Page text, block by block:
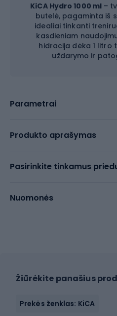
KiCA Hydro 1000 ml –
butelė, pagaminta iš
idealiai tinkanti
kasdieniam
hidracija dėka 1 litro
uždarymo ir
Parametrai
Produkto aprašymas
Pasirinkite tinkamus
Nuomonės
Žiūrėkite panašius
Prekės ženklas: KiCA